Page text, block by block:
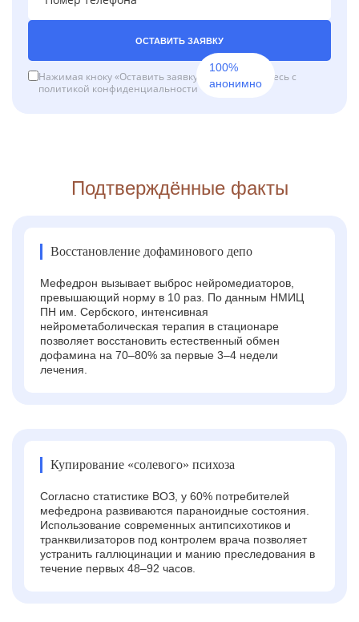
ОСТАВИТЬ ЗАЯВКУ
Нажимая кноку «Оставить заявку», вы соглашаетесь с
политикой конфиденциальности
100%
анонимно
Подтверждённые факты
Восстановление дофаминового депо
Мефедрон вызывает выброс нейромедиаторов,
превышающий норму в 10 раз. По данным НМИЦ
ПН им. Сербского, интенсивная
нейрометаболическая терапия в стационаре
позволяет восстановить естественный обмен
дофамина на 70–80% за первые 3–4 недели
лечения.
Купирование «солевого» психоза
Согласно статистике ВОЗ, у 60% потребителей
мефедрона развиваются параноидные состояния.
Использование современных антипсихотиков и
транквилизаторов под контролем врача позволяет
устранить галлюцинации и манию преследования в
течение первых 48–92 часов.